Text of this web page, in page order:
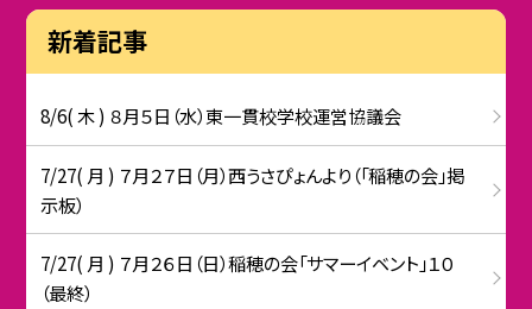
新着記事
8/6( 木 ) ８月５日（水）東一貫校学校運営協議会
7/27( 月 ) ７月２７日（月）西うさぴょんより（「稲穂の会」掲
示板）
7/27( 月 ) ７月２６日（日）稲穂の会「サマーイベント」１０
（最終）